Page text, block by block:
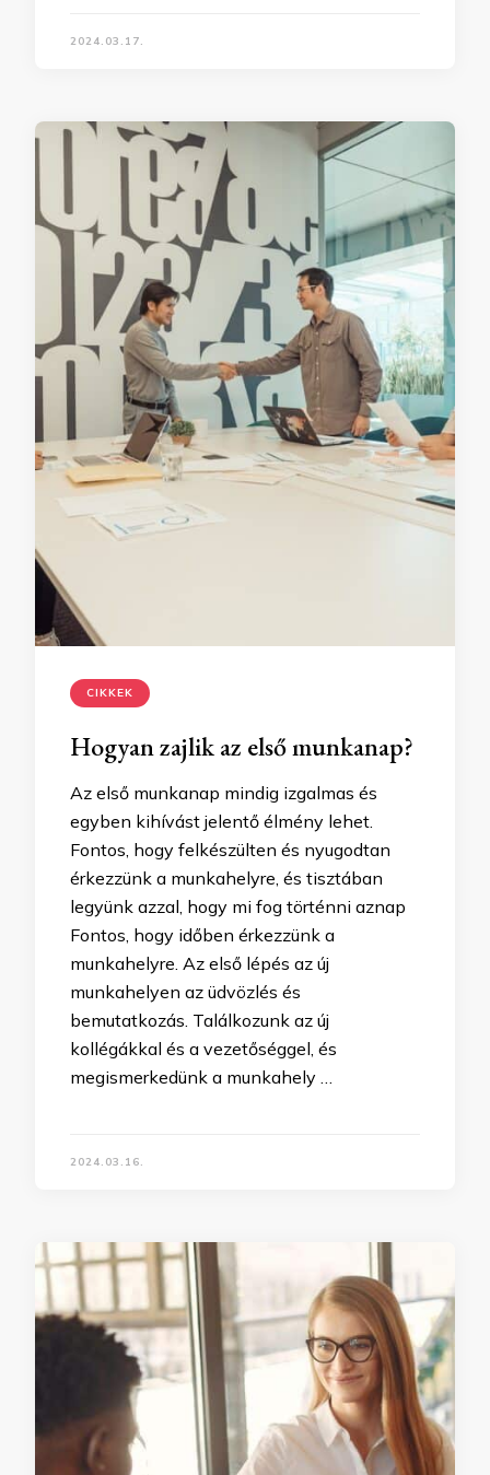
2024.03.17.
CIKKEK
Hogyan zajlik az első munkanap?
Az első munkanap mindig izgalmas és
egyben kihívást jelentő élmény lehet.
Fontos, hogy felkészülten és nyugodtan
érkezzünk a munkahelyre, és tisztában
legyünk azzal, hogy mi fog történni aznap
Fontos, hogy időben érkezzünk a
munkahelyre. Az első lépés az új
munkahelyen az üdvözlés és
bemutatkozás. Találkozunk az új
kollégákkal és a vezetőséggel, és
megismerkedünk a munkahely …
2024.03.16.